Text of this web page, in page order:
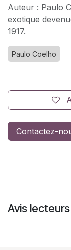
Auteur : Paulo
exotique
1917.
Paulo Coelho
Contactez-
Avis lecteurs